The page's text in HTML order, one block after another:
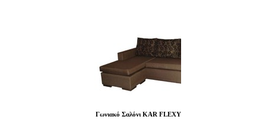
Γωνιακό Σαλόνι KAR FLEXY